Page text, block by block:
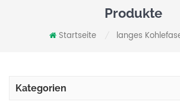
Produkte
Startseite langes
Kategorien